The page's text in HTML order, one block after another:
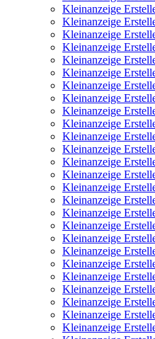
Kleinanzeige
Kleinanzeige
Kleinanzeige
Kleinanzeige
Kleinanzeige
Kleinanzeige
Kleinanzeige
Kleinanzeige
Kleinanzeige
Kleinanzeige
Kleinanzeige
Kleinanzeige
Kleinanzeige
Kleinanzeige
Kleinanzeige
Kleinanzeige
Kleinanzeige
Kleinanzeige
Kleinanzeige
Kleinanzeige
Kleinanzeige
Kleinanzeige
Kleinanzeige
Kleinanzeige
Kleinanzeige
Kleinanzeige